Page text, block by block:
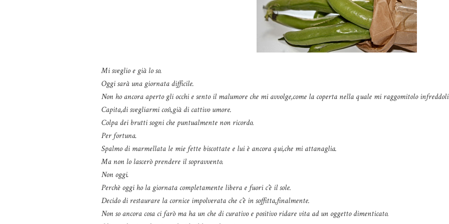
Mi sveglio e già lo so.
Oggi sarà una giornata difficile.
Non ho ancora aperto gli occhi e sento il malumore che mi avvolge,come la coperta nella quale mi raggomitolo
Capita,di svegliarmi così,già di cattivo umore.
Colpa dei brutti sogni che puntualmente non ricordo.
Per fortuna.
Spalmo di marmellata le mie fette biscottate e lui è ancora qui,che mi attanaglia.
Ma non lo lascerò prendere il sopravvento.
Non oggi.
Perchè oggi ho la giornata completamente libera e fuori c’è il sole.
Decido di restaurare la cornice impolverata che c’è in soffitta,finalmente.
Non so ancora cosa ci farò ma ha un che di curativo e positivo ridare vita ad un oggetto dimenticato.